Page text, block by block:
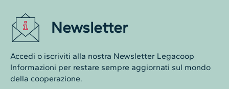
Newsletter
Accedi o iscriviti alla nostra Newsletter Legacoop
Informazioni per restare sempre aggiornati sul mondo
della cooperazione.